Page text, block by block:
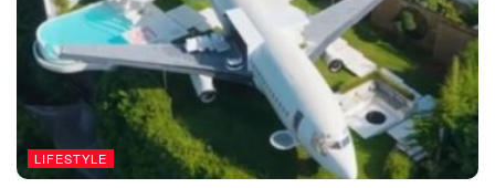
LIFESTYLE